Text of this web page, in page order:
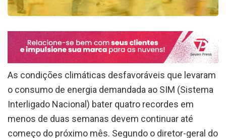
As condições climáticas desfavoráveis que levaram
o consumo de energia demandada ao SIM (Sistema
Interligado Nacional) bater quatro recordes em
menos de duas semanas devem continuar até
começo do próximo mês. Segundo o diretor-geral do
ONS (Operador Nacional do Sistema), Luiz Eduardo